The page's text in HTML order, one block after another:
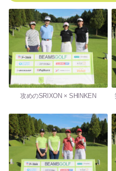
攻めのSRIXON × SHINKEN